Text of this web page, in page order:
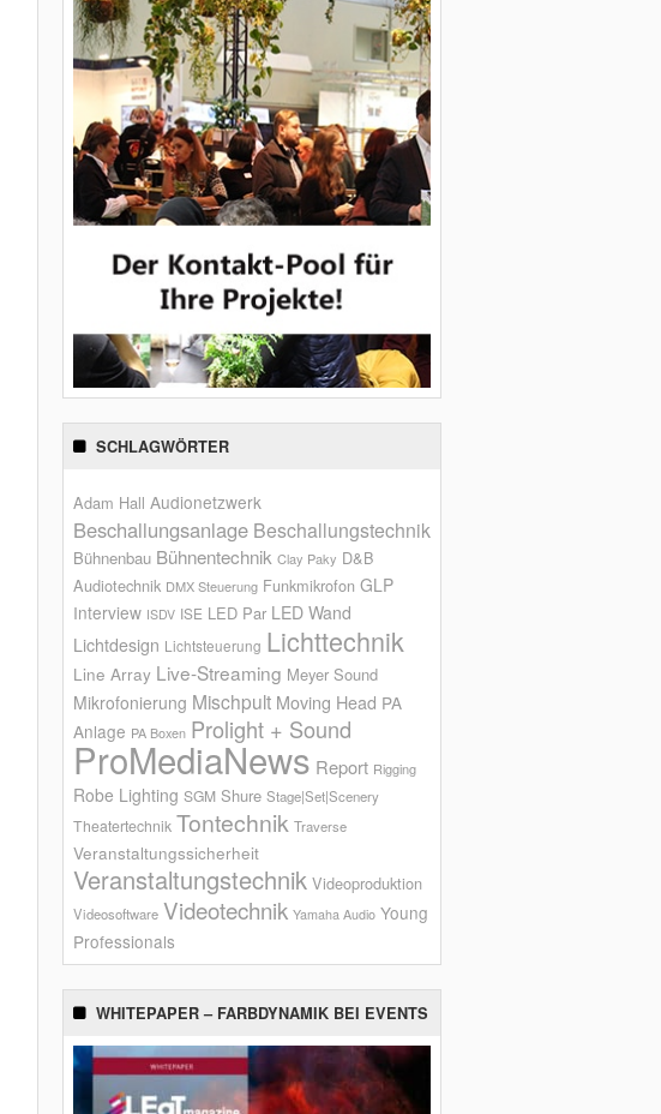
SCHLAGWÖRTER
Adam Hall Audionetzwerk
Beschallungsanlage Beschallungstechnik
Bühnenbau Bühnentechnik Clay Paky D&B
Audiotechnik DMX Steuerung Funkmikrofon GLP
Interview ISDV ISE LED Par LED Wand
Lichtdesign Lichtsteuerung Lichttechnik
Line Array Live-Streaming Meyer Sound
Mikrofonierung Mischpult Moving Head PA
Anlage PA Boxen Prolight + Sound
ProMediaNews Report Rigging
Robe Lighting SGM Shure Stage|Set|Scenery
Theatertechnik Tontechnik Traverse
Veranstaltungssicherheit
Veranstaltungstechnik Videoproduktion
Videosoftware Videotechnik Yamaha Audio Young
Professionals
WHITEPAPER – FARBDYNAMIK BEI EVENTS